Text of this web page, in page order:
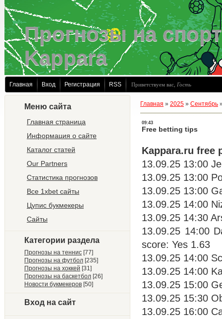
Прогнозы на
Kappara
Главная Вход Регистрация RSS Приветствуем вас Гость
Меню сайта
Главная страница
Информация о сайте
Каталог статей
Our Partners
Статистика прогнозов
Все 1xbet сайты
Цупис букмекеры
Сайты
Категории раздела
Прогнозы на теннис [77]
Прогнозы на футбол [235]
Прогнозы на хоккей [31]
Прогнозы на баскетбол [26]
Новости букмекеров [50]
Вход на сайт
Главная » 2025 » Сентябрь
09:43
Free betting tips
Kappara.ru free
13.09.25 13:00
13.09.25 13:00
13.09.25 13:00
13.09.25 14:00
13.09.25 14:30
13.09.25 14:00
score: Yes 1.63
13.09.25 14:00
13.09.25 14:00
13.09.25 15:00
13.09.25 15:30
13.09.25 16:00